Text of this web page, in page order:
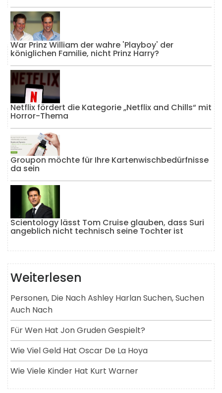
War Prinz William der wahre 'Playboy' der
königlichen Familie, nicht Prinz Harry?
Netflix fördert die Kategorie „Netflix and Chills“ mit
Horror-Thema
Groupon möchte für Ihre Kartenwischbedürfnisse
da sein
Scientology lässt Tom Cruise glauben, dass Suri
angeblich nicht technisch seine Tochter ist
Weiterlesen
Personen, Die Nach Ashley Harlan Suchen, Suchen
Auch Nach
Für Wen Hat Jon Gruden Gespielt?
Wie Viel Geld Hat Oscar De La Hoya
Wie Viele Kinder Hat Kurt Warner